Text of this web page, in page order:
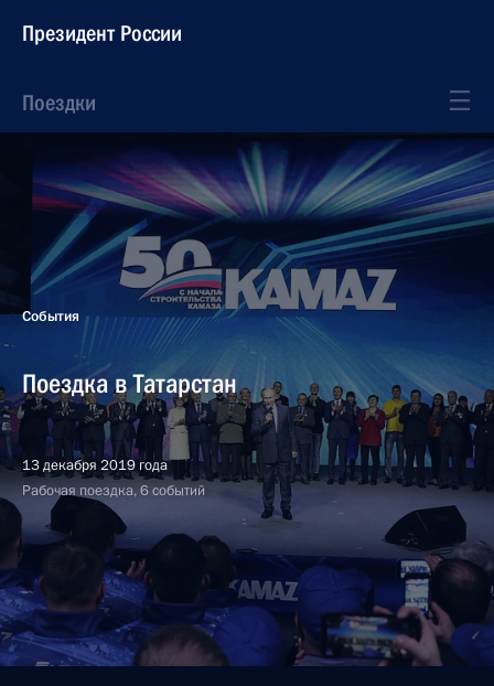
Президент России
Поездки
События
Поездка в Татарстан
13 декабря 2019 года
Рабочая поездка, 6 событий